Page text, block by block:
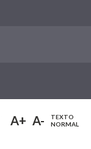
A+ A-
TEXTO
NORMAL